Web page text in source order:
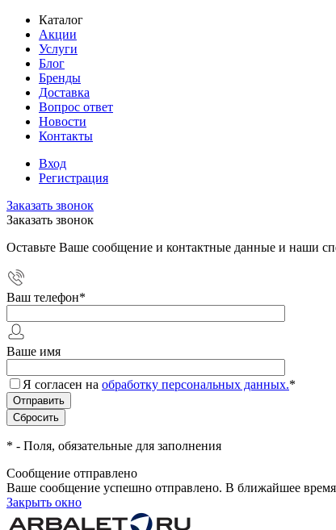
Каталог
Акции
Услуги
Блог
Бренды
Доставка
Вопрос ответ
Новости
Контакты
Вход
Регистрация
Заказать звонок
Заказать звонок
Оставьте Ваше сообщение и контактные данные и наши
Ваш телефон*
Ваше имя
Я согласен на обработку персональных данных.*
* - Поля, обязательные для заполнения
Сообщение отправлено
Ваше сообщение успешно отправлено. В ближайшее
Закрыть окно